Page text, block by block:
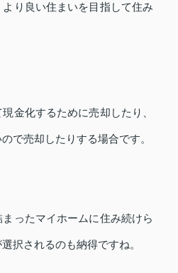
り良い住まいを目指して住み
金化するために売却したり、
で売却したりする場合です。
ったマイホームに住み続けら
択されるのも納得ですね。